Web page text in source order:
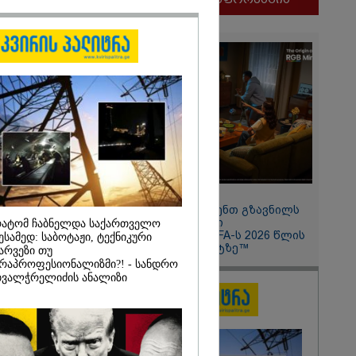
-
და
მათ
-
მიგრანტი,
ორსული
ჩადენილი
5-ჯერ
11:13 / 05-08-2026
Hisense წარმოგიდგენთ გზავნილს
"ინოვაციები უკეთესი
ცხოვრებისათვის" FIFA-ს 2026 წლის
მსოფლიო ჩემპიონატზე™
ჩაბნელდა საქართველო
საბოტაჟი, ტექნიკური
თუ
- სანდრო
ანალიზი